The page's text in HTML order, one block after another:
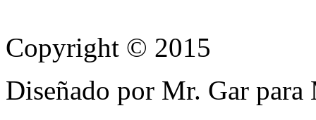
Copyright © 2015
Diseñado por Mr. Gar